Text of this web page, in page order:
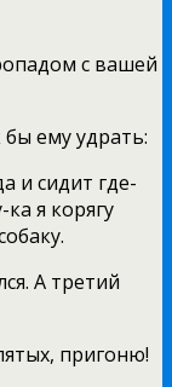
с вашей
ему удрать:
и сидит где-
я корягу
А третий
пригоню!